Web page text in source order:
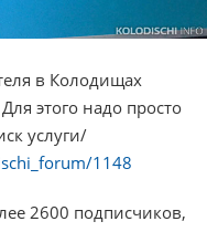
в Колодищах
этого надо просто
услуги/
1148
2600 подписчиков,